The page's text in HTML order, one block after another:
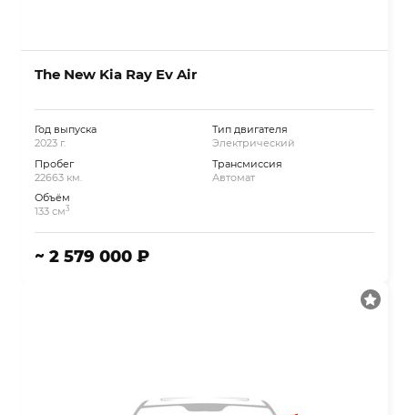
The New Kia Ray Ev Air
Год выпуска
2023 г.
Пробег
22663 км.
Объём
133 см3
Тип двигателя
Электрический
Трансмиссия
Автомат
~ 2 579 000 ₽